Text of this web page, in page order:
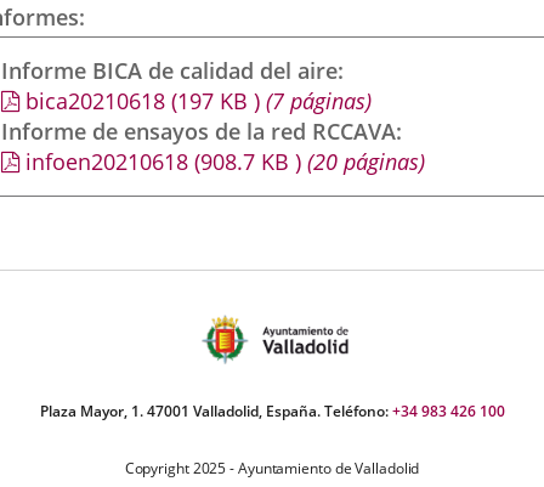
externa.externa.
Informe BICA de calidad del aire
bica20210618 (197 KB ) (7 páginas)
Informe de ensayos de la red RCCAVA
infoen20210618 (908.7 KB ) (20 páginas)
Plaza Mayor, 1. 47001 Valladolid, España. Teléfono:+34 983 426 100
Copyright 2025 - Ayuntamiento de Valladolid